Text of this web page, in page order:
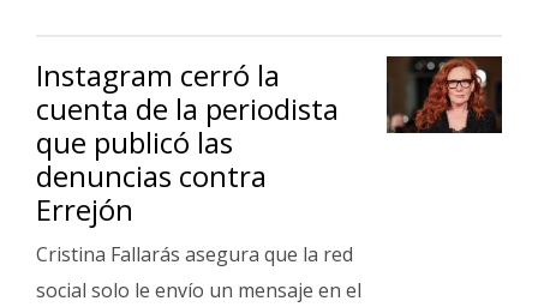
Instagram cerró la
cuenta de la periodista
que publicó las
denuncias contra
Errejón
Cristina Fallarás asegura que la red
social solo le envío un mensaje en el